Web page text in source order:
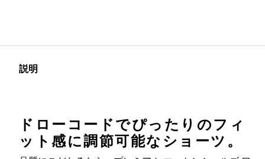
説明
ドローコードでぴったりのフィ
ット感に調節可能なショーツ。